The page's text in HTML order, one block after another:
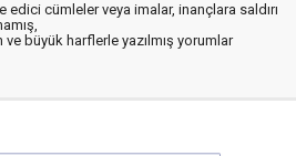
edici cümleler veya imalar, inançlara saldırı
büyük harflerle yazılmış yorumlar